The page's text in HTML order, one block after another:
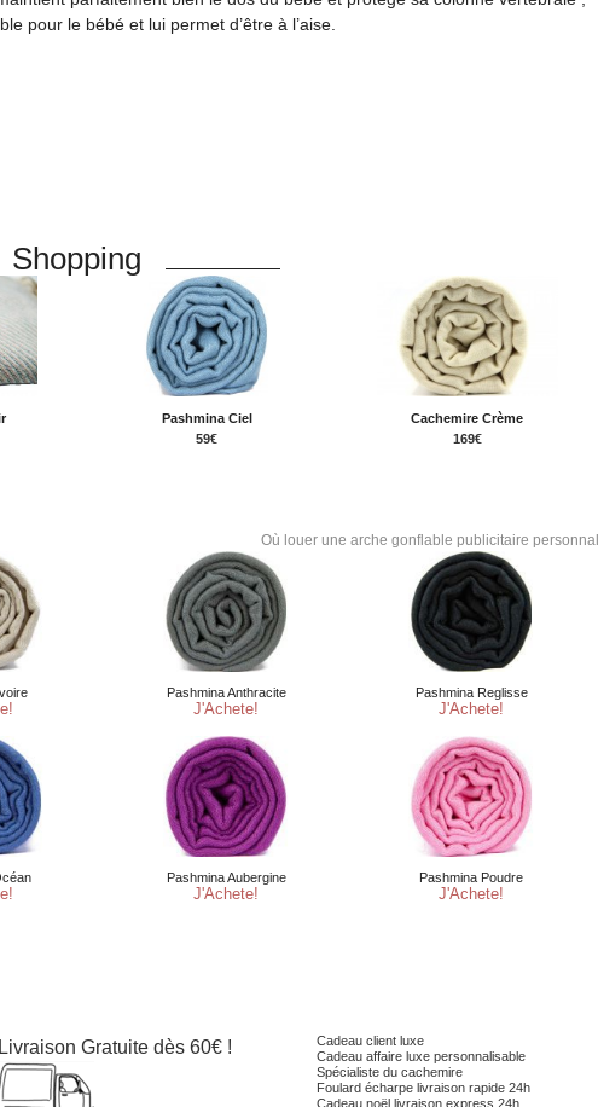
pour le bébé et lui permet d’être à l’aise.
Shopping
Pashmina Ciel
59€
Cachemire Crème
169€
Où louer une arche gonflable publicitaire
Livraison Gratuite dès 60€ !
Cadeau client luxe
Cadeau affaire luxe personnalisable
Spécialiste du cachemire
Foulard écharpe livraison rapide 24h
Cadeau noël livraison express 24h